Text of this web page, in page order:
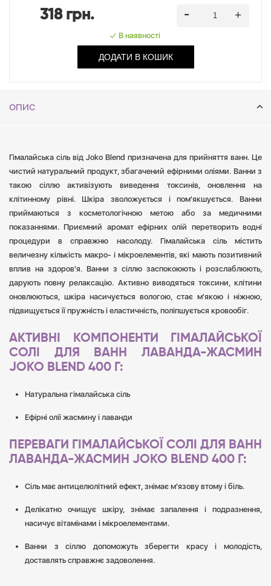
величезну кількість макро- і мікроелементів, які мають позитивний
вплив на здоров'я. Ванни з сіллю заспокоюють і розслаблюють,
дарують повну релаксацію. Активно виводяться токсини, клітини
оновлюються, шкіра насичується вологою, стає м'якою і ніжною,
318 грн.
В наявності
ДОДАТИ В КОШИК
ОПИС
Гімалайська сіль від Joko Blend призначена для прийняття ванн. Це
чистий натуральний продукт, збагачений ефірними оліями. Ванни з
такою сіллю активізують виведення токсинів, оновлення на
клітинному рівні. Шкіра зволожується і пом'якшується. Ванни
приймаються з косметологічною метою або за медичними
показаннями. Приємний аромат ефірних олій перетворить водні
процедури в справжню насолоду. Гімалайська сіль містить
величезну кількість макро- і мікроелементів, які мають позитивний
вплив на здоров'я. Ванни з сіллю заспокоюють і розслаблюють,
дарують повну релаксацію. Активно виводяться токсини, клітини
оновлюються, шкіра насичується вологою, стає м'якою і ніжною,
підвищується її пружність і еластичність, поліпшується кровообіг.
АКТИВНІ КОМПОНЕНТИ ГІМАЛАЙСЬКОЇ
СОЛІ ДЛЯ ВАНН ЛАВАНДА-ЖАСМИН
JOKO BLEND 400 Г:
Натуральна гімалайська сіль
Ефірні олії жасмину і лаванди
ПЕРЕВАГИ ГІМАЛАЙСЬКОЇ СОЛІ ДЛЯ ВАНН
ЛАВАНДА-ЖАСМИН JOKO BLEND 400 Г:
Сіль має антицелюлітний ефект, знімає м'язову втому і біль.
Делікатно очищує шкіру, знімає запалення і подразнення,
насичує вітамінами і мікроелементами.
Ванни з сіллю допоможуть зберегти красу і молодість,
доставлять справжнє задоволення.